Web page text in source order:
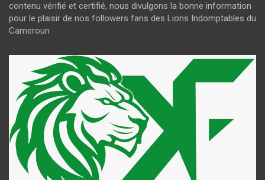
contenu vérifié et certifié, nous divulgons la bonne information
pour le plaisir de nos followers fans des Lions Indomptables du
Cameroun